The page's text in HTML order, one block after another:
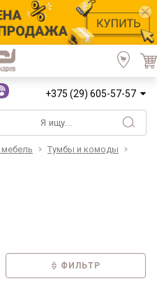
+375 (29) 605-57-57
Тумбы и комоды
ФИЛЬТР